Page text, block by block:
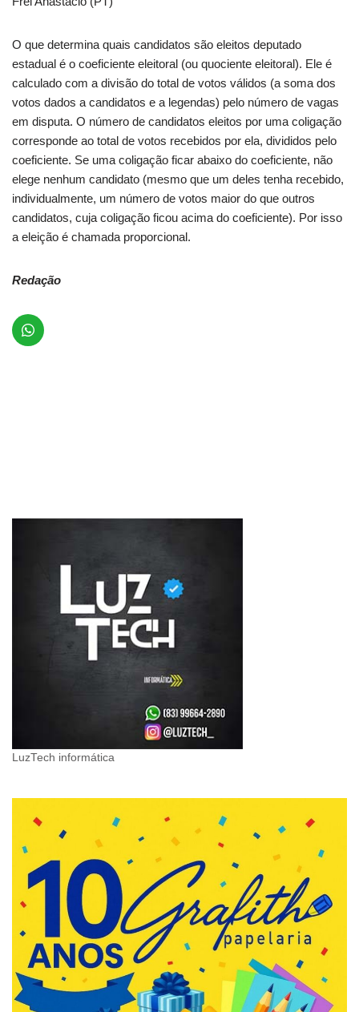
O que determina quais candidatos são eleitos deputado
estadual é o coeficiente eleitoral (ou quociente eleitoral). Ele é
calculado com a divisão do total de votos válidos (a soma dos
votos dados a candidatos e a legendas) pelo número de vagas
em disputa. O número de candidatos eleitos por uma coligação
corresponde ao total de votos recebidos por ela, divididos pelo
coeficiente. Se uma coligação ficar abaixo do coeficiente, não
elege nenhum candidato (mesmo que um deles tenha recebido,
individualmente, um número de votos maior do que outros
candidatos, cuja coligação ficou acima do coeficiente). Por isso
a eleição é chamada proporcional.
Redação
LuzTech informática